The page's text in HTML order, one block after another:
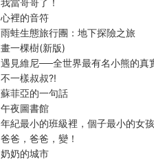
我當哥哥了！
心裡的音符
雨蛙生態旅行團：地下探險之旅
畫一棵樹(新版)
遇見維尼──全世界最有名小熊的真
不一樣叔叔?!
蘇菲亞的一句話
午夜圖書館
年紀最小的班級裡，個子最小的女
爸爸，爸爸，變！
奶奶的城市